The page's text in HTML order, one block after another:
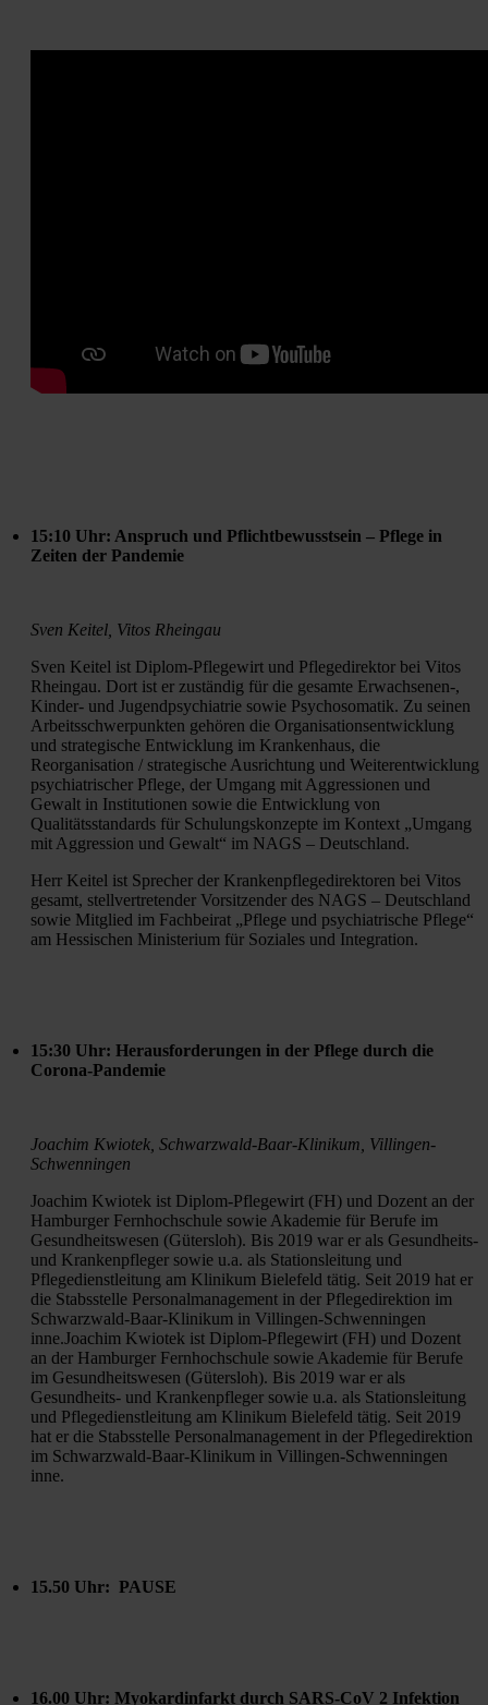
15:10 Uhr: Anspruch und Pflichtbewusstsein – Pflege in
Zeiten der Pandemie
Sven Keitel, Vitos Rheingau
Sven Keitel ist Diplom-Pflegewirt und Pflegedirektor bei Vitos
Rheingau. Dort ist er zuständig für die gesamte Erwachsenen-,
Kinder- und Jugendpsychiatrie sowie Psychosomatik. Zu seinen
Arbeitsschwerpunkten gehören die Organisationsentwicklung
und strategische Entwicklung im Krankenhaus, die
Reorganisation / strategische Ausrichtung und Weiterentwicklung
psychiatrischer Pflege, der Umgang mit Aggressionen und
Gewalt in Institutionen sowie die Entwicklung von
Qualitätsstandards für Schulungskonzepte im Kontext „Umgang
mit Aggression und Gewalt“ im NAGS – Deutschland.
Herr Keitel ist Sprecher der Krankenpflegedirektoren bei Vitos
gesamt, stellvertretender Vorsitzender des NAGS – Deutschland
sowie Mitglied im Fachbeirat „Pflege und psychiatrische Pflege“
am Hessischen Ministerium für Soziales und Integration.
15:30 Uhr: Herausforderungen in der Pflege durch die
Corona-Pandemie
Joachim Kwiotek, Schwarzwald-Baar-Klinikum, Villingen-
Schwenningen
Joachim Kwiotek ist Diplom-Pflegewirt (FH) und Dozent an der
Hamburger Fernhochschule sowie Akademie für Berufe im
Gesundheitswesen (Gütersloh). Bis 2019 war er als Gesundheits-
und Krankenpfleger sowie u.a. als Stationsleitung und
Pflegedienstleitung am Klinikum Bielefeld tätig. Seit 2019 hat er
die Stabsstelle Personalmanagement in der Pflegedirektion im
Schwarzwald-Baar-Klinikum in Villingen-Schwenningen
inne.Joachim Kwiotek ist Diplom-Pflegewirt (FH) und Dozent
an der Hamburger Fernhochschule sowie Akademie für Berufe
im Gesundheitswesen (Gütersloh). Bis 2019 war er als
Gesundheits- und Krankenpfleger sowie u.a. als Stationsleitung
und Pflegedienstleitung am Klinikum Bielefeld tätig. Seit 2019
hat er die Stabsstelle Personalmanagement in der Pflegedirektion
im Schwarzwald-Baar-Klinikum in Villingen-Schwenningen
inne.
15.50 Uhr:  PAUSE
16.00 Uhr: Myokardinfarkt durch SARS-CoV 2 Infektion